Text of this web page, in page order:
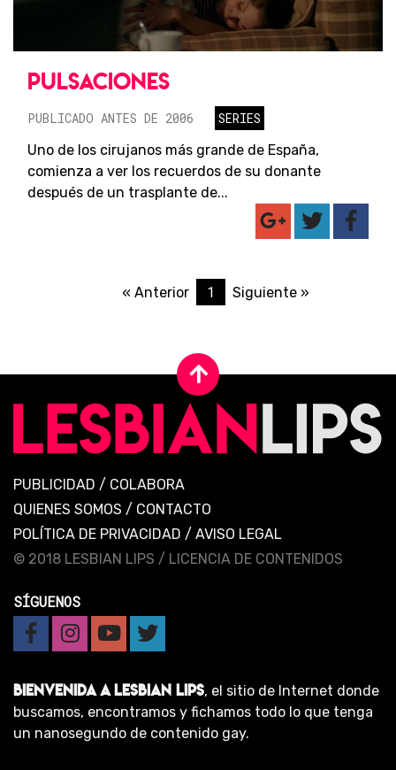
PULSACIONES
PUBLICADO ANTES DE 2006
SERIES
Uno de los cirujanos más grande de España,
comienza a ver los recuerdos de su donante
después de un trasplante de...
« Anterior 1 Siguiente »
PUBLICIDAD / COLABORA
QUIENES SOMOS / CONTACTO
POLÍTICA DE PRIVACIDAD / AVISO LEGAL
© 2018 LESBIAN LIPS / LICENCIA DE CONTENIDOS
SÍGUENOS
BIENVENIDA A LESBIAN LIPS, el sitio de Internet donde
buscamos, encontramos y fichamos todo lo que tenga
un nanosegundo de contenido gay.